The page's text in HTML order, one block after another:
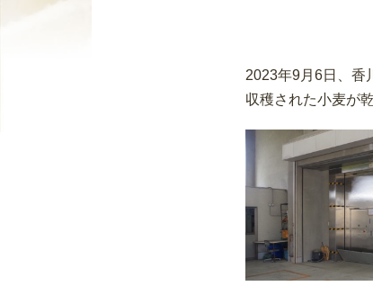
2023年9月6日、香
収穫された小麦が